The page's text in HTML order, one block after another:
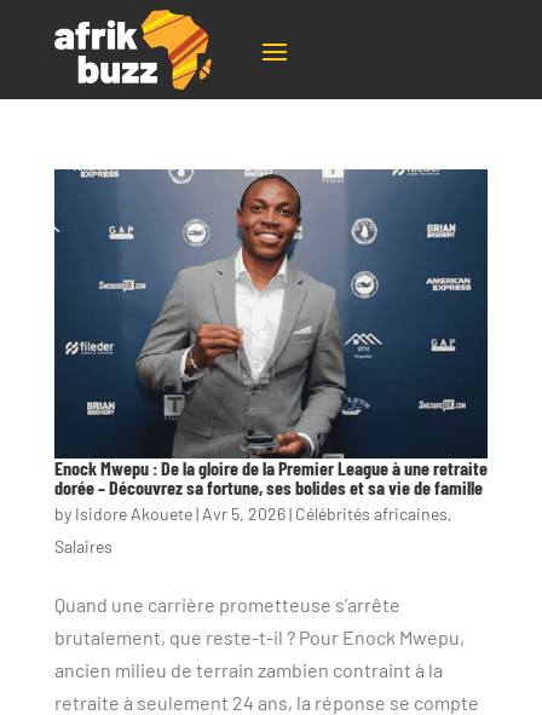
Enock Mwepu : De la gloire de la Premier League à une retraite
dorée – Découvrez sa fortune, ses bolides et sa vie de famille
by Isidore Akouete| Avr 5, 2026| Célébrités africaines,
Salaires
Quand une carrière prometteuse s’arrête
brutalement, que reste-t-il ? Pour Enock Mwepu,
ancien milieu de terrain zambien contraint à la
retraite à seulement 24 ans, la réponse se compte